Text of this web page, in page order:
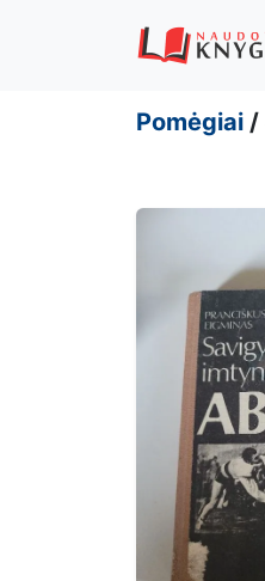
Pomėgiai /